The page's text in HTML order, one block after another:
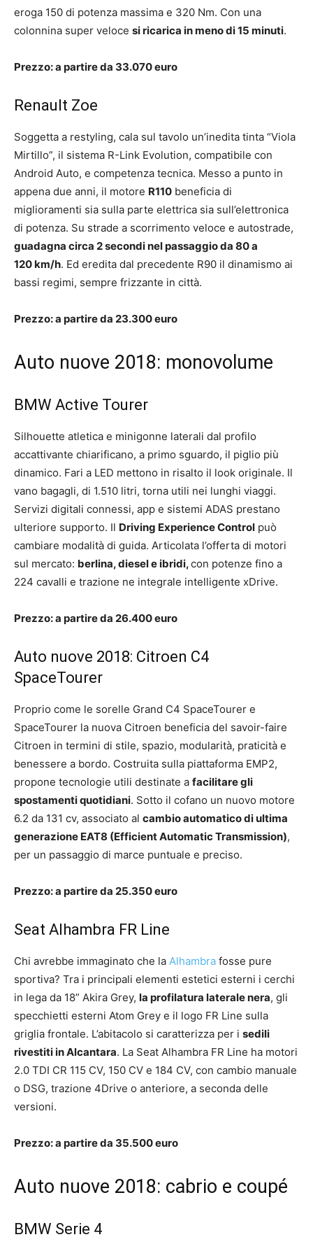
eroga 150 di potenza massima e 320 Nm. Con una
colonnina super veloce si ricarica in meno di 15 minuti.
Prezzo: a partire da 33.070 euro
Renault Zoe
Soggetta a restyling, cala sul tavolo un’inedita tinta “Viola
Mirtillo”, il sistema R-Link Evolution, compatibile con
Android Auto, e competenza tecnica. Messo a punto in
appena due anni, il motore R110 beneficia di
miglioramenti sia sulla parte elettrica sia sull’elettronica
di potenza. Su strade a scorrimento veloce e autostrade,
guadagna circa 2 secondi nel passaggio da 80 a
120 km/h. Ed eredita dal precedente R90 il dinamismo ai
bassi regimi, sempre frizzante in città.
Prezzo: a partire da 23.300 euro
Auto nuove 2018: monovolume
BMW Active Tourer
Silhouette atletica e minigonne laterali dal profilo
accattivante chiarificano, a primo sguardo, il piglio più
dinamico. Fari a LED mettono in risalto il look originale. Il
vano bagagli, di 1.510 litri, torna utili nei lunghi viaggi.
Servizi digitali connessi, app e sistemi ADAS prestano
ulteriore supporto. Il Driving Experience Control può
cambiare modalità di guida. Articolata l’offerta di motori
sul mercato: berlina, diesel e ibridi,con potenze fino a
224 cavalli e trazione ne integrale intelligente xDrive.
Prezzo: a partire da 26.400 euro
Auto nuove 2018: Citroen C4
SpaceTourer
Proprio come le sorelle Grand C4 SpaceTourer e
SpaceTourer la nuova Citroen beneficia del savoir-faire
Citroen in termini di stile, spazio, modularità, praticità e
benessere a bordo. Costruita sulla piattaforma EMP2,
propone tecnologie utili destinate a facilitare gli
spostamenti quotidiani. Sotto il cofano un nuovo motore
6.2 da 131 cv, associato al cambio automatico di ultima
generazione EAT8 (Efficient Automatic Transmission),
per un passaggio di marce puntuale e preciso.
Prezzo: a partire da 25.350 euro
Seat Alhambra FR Line
Chi avrebbe immaginato che la Alhambra fosse pure
sportiva? Tra i principali elementi estetici esterni i cerchi
in lega da 18” Akira Grey, la profilatura laterale nera, gli
specchietti esterni Atom Grey e il logo FR Line sulla
griglia frontale. L’abitacolo si caratterizza per i sedili
rivestiti in Alcantara. La Seat Alhambra FR Line ha motori
2.0 TDI CR 115 CV, 150 CV e 184 CV, con cambio manuale
o DSG, trazione 4Drive o anteriore, a seconda delle
versioni.
Prezzo: a partire da 35.500 euro
Auto nuove 2018: cabrio e coupé
BMW Serie 4